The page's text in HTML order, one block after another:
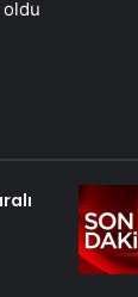
oldu